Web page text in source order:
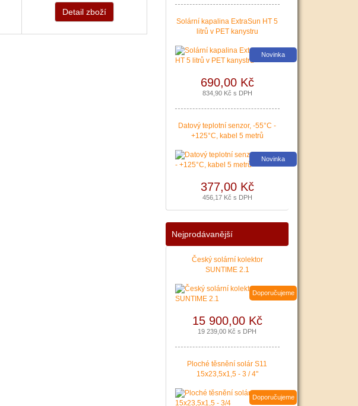
Detail zboží
Kotlíkové dotace.
|více zde ..
Podávání žádostí o
poslední Kotlíkové dotace
bude pravděpodobně na
podzim roku 2020.
127 500 Kč na nový zdroj
pro vytápění. Žádost o
|více zde ..
Solární kapalina ExtraSun HT 5
litrů v PET kanystru
Novinka
690,00 Kč
834,90 Kč s DPH
Datový teplotní senzor, -55°C -
+125°C, kabel 5 metrů
Novinka
377,00 Kč
456,17 Kč s DPH
Nejprodávanější
Český solární kolektor
SUNTIME 2.1
Doporučujeme
15 900,00 Kč
19 239,00 Kč s DPH
Ploché těsnění solár S11
15x23,5x1,5 - 3 / 4"
Doporučujeme